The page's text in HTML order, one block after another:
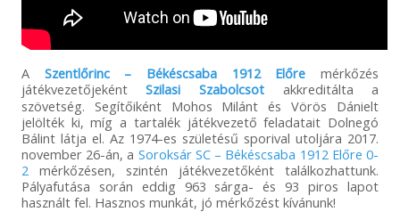
A Szentlőrinc – Békéscsaba 1912 Előre
mérkőzés
játékvezetőjekéntSzilasi Szabolcsot
akkreditálta a
szövetség. Segítőiként Mohos Milánt és Vörös Dánielt
jelölték ki, míg a tartalék játékvezető feladatait Dolnegó
Bálint látja el. Az 1974-es születésű sporival utoljára 2017.
november 26-án, a Soroksár SC – Békéscsaba 1912 Előre 0-
2mérkőzésen, szintén játékvezetőként találkozhattunk.
Pályafutása során eddig 963 sárga- és 93 piros lapot
használt fel. Hasznos munkát, jó mérkőzést kívánunk!